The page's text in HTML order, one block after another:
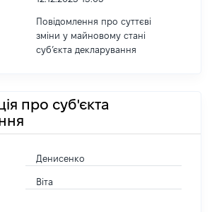
Повідомлення про суттєві
зміни у майновому стані
субʼєкта декларування
про суб'єкта
Денисенко
Віта